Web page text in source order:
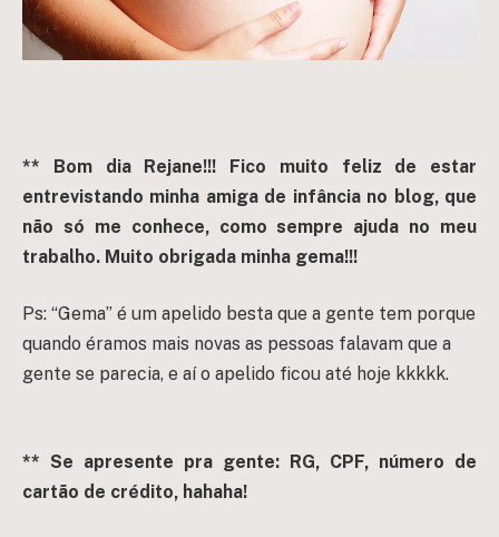
** Bom dia Rejane!!! Fico muito feliz de estar
entrevistando minha amiga de infância no blog, que
não só me conhece, como sempre ajuda no meu
trabalho. Muito obrigada minha gema!!!
Ps: “Gema” é um apelido besta que a gente tem porque
quando éramos mais novas as pessoas falavam que a
gente se parecia, e aí o apelido ficou até hoje kkkkk.
** Se apresente pra gente: RG, CPF, número de
cartão de crédito, hahaha!